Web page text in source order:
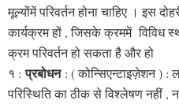
मूल्योंमें परिवर्तन होना चाहिए । इस
कार्यक्रम हों , जिसके क्रममें विविध
क्रम परिवर्तन हो सकता है और हो
१ :प्रबोधन : ( कोन्सिएन्टाइज़ेशन ) :
परिस्थिति का ठीक से विश्लेषण नहीं